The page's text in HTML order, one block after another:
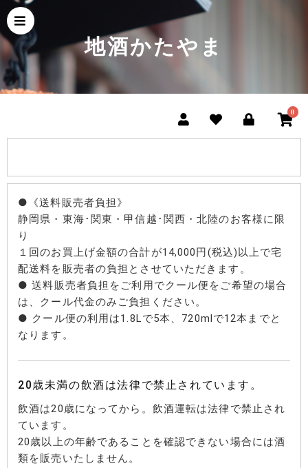
地酒かたやま
0
●《送料販売者負担》
静岡県・東海･関東・甲信越･関西・北陸のお客様に限
り
１回のお買上げ金額の合計が14,000円(税込)以上で宅
配送料を販売者の負担とさせていただきます。
● 送料販売者負担をご利用でクール便をご希望の場合
は、クール代金のみご負担ください。
● クール便の利用は1.8Lで5本、720mlで12本までと
なります。
20歳未満の飲酒は法律で禁止されています。
飲酒は20歳になってから。飲酒運転は法律で禁止され
ています。
20歳以上の年齢であることを確認できない場合には酒
類を販売いたしません。